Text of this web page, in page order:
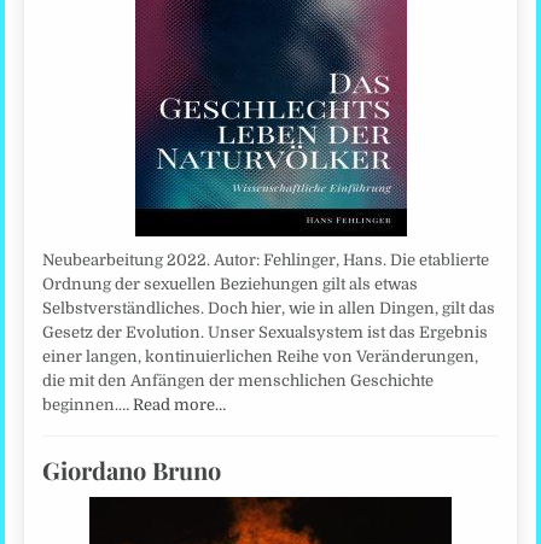
Neubearbeitung 2022. Autor: Fehlinger, Hans. Die etablierte
Ordnung der sexuellen Beziehungen gilt als etwas
Selbstverständliches. Doch hier, wie in allen Dingen, gilt das
Gesetz der Evolution. Unser Sexualsystem ist das Ergebnis
einer langen, kontinuierlichen Reihe von Veränderungen,
die mit den Anfängen der menschlichen Geschichte
beginnen.…Read more…
Giordano Bruno